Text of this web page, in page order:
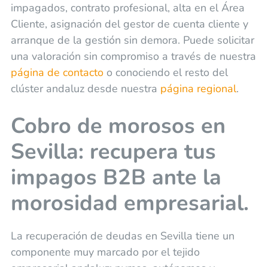
impagados, contrato profesional, alta en el Área
Cliente, asignación del gestor de cuenta cliente y
arranque de la gestión sin demora. Puede solicitar
una valoración sin compromiso a través de nuestra
página de contactoo conociendo el resto del
clúster andaluz desde nuestra página regional.
Cobro de morosos en
Sevilla: recupera tus
impagos B2B ante la
morosidad empresarial.
La recuperación de deudas en Sevilla tiene un
componente muy marcado por el tejido